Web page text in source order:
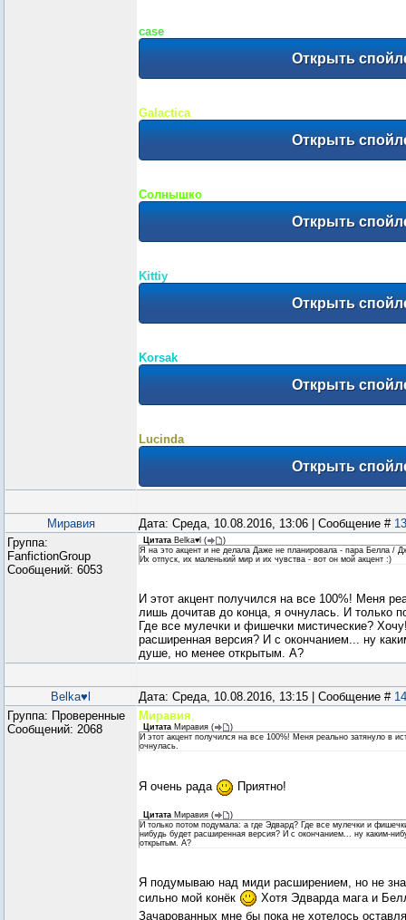
case
Galactica
Солнышко
Kittiy
Korsak
Lucinda
Миравия Дата: Среда, 10.08.2016, 13:06 | Сообщение # 13
Группа:
FanfictionGroup
Сообщений: 6053
Цитата Belka♥l (
)
Я на это акцент и не делала Даже не планировала - пара Белла /
Их отпуск, их маленький мир и их чувства - вот он мой акцент :)
И этот акцент получился на все 100%! Меня
лишь дочитав до конца, я очнулась. И только
Где все мулечки и фишечки мистические?
расширенная версия? И с окончанием... ну
душе, но менее открытым. А?
Belka♥l Дата: Среда, 10.08.2016, 13:15 | Сообщение # 14
Группа: Проверенные
Сообщений: 2068
Миравия,
Цитата Миравия (
)
И этот акцент получился на все 100%! Меня реально затянуло в
очнулась.
Я очень рада Приятно!
Цитата Миравия (
)
И только потом подумала: а где Эдвард? Где все мулечки и
нибудь будет расширенная версия? И с окончанием... ну каким-
открытым. А?
Я подумываю над миди расширением, но не
сильно мой конёк
Хотя Эдварда мага и
Зачарованных мне бы пока не хотелось